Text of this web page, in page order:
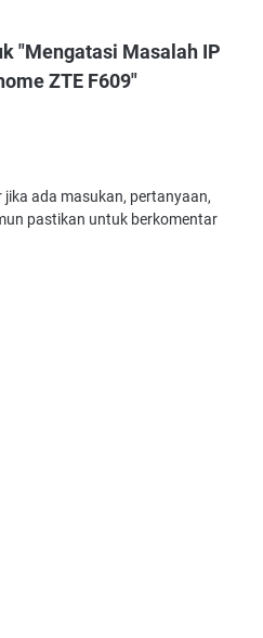
"Mengatasi Masalah IP
ZTE F609"
ada masukan, pertanyaan,
pastikan untuk berkomentar